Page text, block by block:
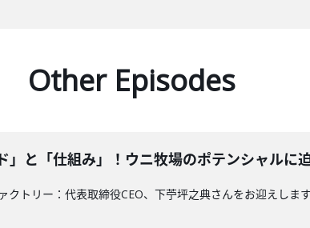
Other Episodes
と「仕組み」！ウニ牧場のポテンシャルに
クトリー：代表取締役CEO、下苧坪之典さんをお迎えし